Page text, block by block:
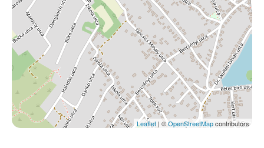
Leaflet | ©OpenStreetMapcontributors